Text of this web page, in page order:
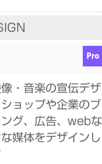
・音楽の宣伝デザ
ョップや企業のブ
グ、広告、webな
媒体をデザインし